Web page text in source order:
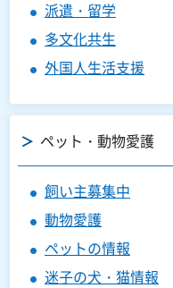
派遣・留学
多文化共生
外国人生活支援
ペット・動物愛護
飼い主募集中
動物愛護
ペットの情報
迷子の犬・猫情報